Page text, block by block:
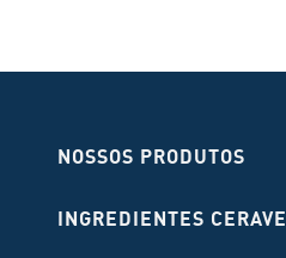
NOSSOS PRODUTOS
INGREDIENTES CERAVE